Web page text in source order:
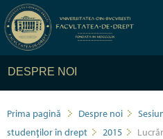
DESPRE NOI
Prima pagină Despre noi
studenţilor în drept
2015